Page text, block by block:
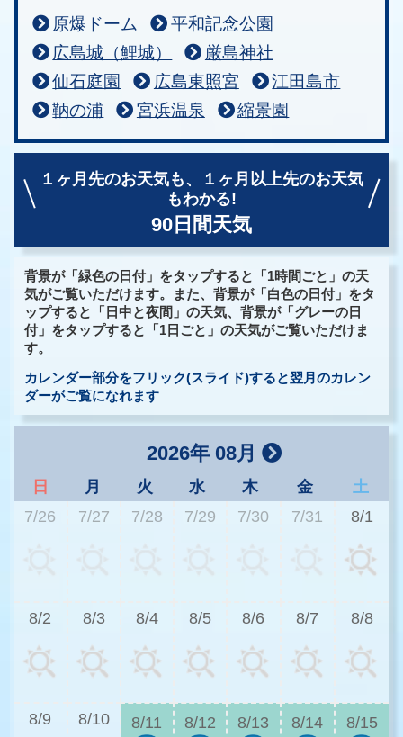
原爆ドーム
平和記念公園
広島城（鯉城）
厳島神社
仙石庭園
広島東照宮
江田島市
鞆の浦
宮浜温泉 縮景園
１ヶ月先のお天気も、
１ヶ月以上先のお天気
もわかる!
90日間天気
背景が「緑色の日付」をタップすると「1時間ごと」の天
気がご覧いただけます。また、背景が「白色の日付」をタ
ップすると「日中と夜間」の天気、背景が「グレーの日
付」をタップすると「1日ごと」の天気がご覧いただけま
す。
カレンダー部分をフリック(スライド)すると翌月のカレン
ダーがご覧になれます
2026年 08月
日 月 火 水 木 金
土
7/26
7/27 7/28 7/29 7/30 7/31 8/1
8/2 8/3 8/4 8/5 8/6 8/7 8/8
8/9 8/10 8/11 8/12 8/13 8/14 8/15